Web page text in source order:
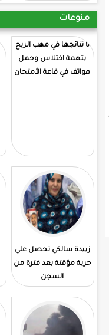
منوعات
8 نتائجها في مهب الريح
بتهمة اختلاس وحمل
هواتف في قاعة الأمتحان
زبيدة سالكي تحصل علي
حرية مؤقتة بعد فترة من
السجن